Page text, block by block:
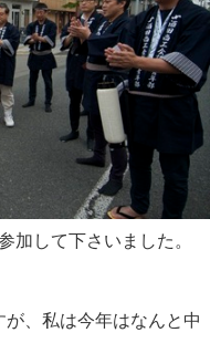
加して下さいました。
、私は今年はなんと中